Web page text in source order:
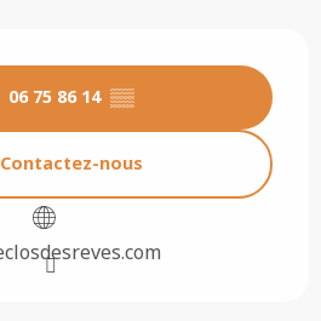
06 75 86 14 ▒▒
Contactez-nous